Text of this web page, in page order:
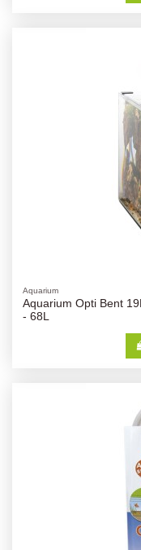
Aquarium
Aquarium Opti Bent
- 68L